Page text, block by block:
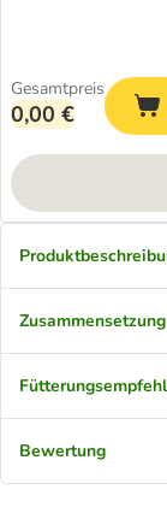
Gesamtpreis
0,00 €
Zusammensetzung
Bewertung